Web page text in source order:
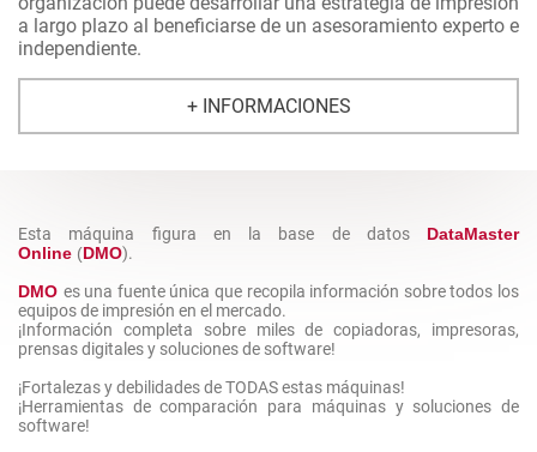
a largo plazo al beneficiarse de un asesoramiento experto e
independiente.
+ INFORMACIONES
Esta máquina figura en la base de datos DataMaster
Online (DMO).
DMO es una fuente única que recopila información sobre todos los
equipos de impresión en el mercado.
¡Información completa sobre miles de copiadoras, impresoras,
prensas digitales y soluciones de software!
¡Fortalezas y debilidades de TODAS estas máquinas!
¡Herramientas de comparación para máquinas y soluciones de
software!